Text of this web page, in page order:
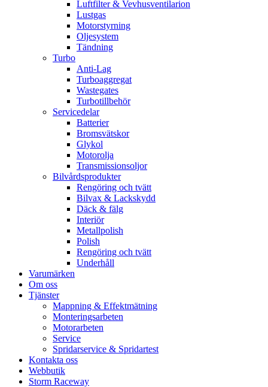
Luftfilter & Vevhusventilarion
Lustgas
Motorstyrning
Oljesystem
Tändning
Turbo
Anti-Lag
Turboaggregat
Wastegates
Turbotillbehör
Servicedelar
Batterier
Bromsvätskor
Glykol
Motorolja
Transmissionsoljor
Bilvårdsprodukter
Rengöring och tvätt
Bilvax & Lackskydd
Däck & fälg
Interiör
Metallpolish
Polish
Rengöring och tvätt
Underhåll
Varumärken
Om oss
Tjänster
Mappning & Effektmätning
Monteringsarbeten
Motorarbeten
Service
Spridarservice & Spridartest
Kontakta oss
Webbutik
Storm Raceway